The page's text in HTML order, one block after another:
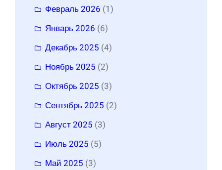
Февраль 2026 (1)
Январь 2026 (6)
Декабрь 2025 (4)
Ноябрь 2025 (2)
Октябрь 2025 (3)
Сентябрь 2025 (2)
Август 2025 (3)
Июль 2025 (5)
Май 2025 (3)